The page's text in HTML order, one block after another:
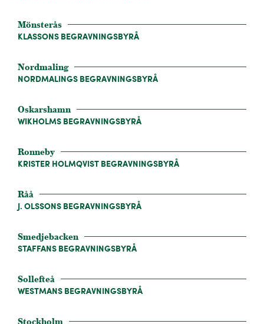
Mönsterås
KLASSONS BEGRAVNINGSBYRÅ
Nordmaling
NORDMALINGS BEGRAVNINGSBYRÅ
Oskarshamn
WIKHOLMS BEGRAVNINGSBYRÅ
Ronneby
KRISTER HOLMQVIST BEGRAVNINGSBYRÅ
Råå
J. OLSSONS BEGRAVNINGSBYRÅ
Smedjebacken
STAFFANS BEGRAVNINGSBYRÅ
Sollefteå
WESTMANS BEGRAVNINGSBYRÅ
Stockholm